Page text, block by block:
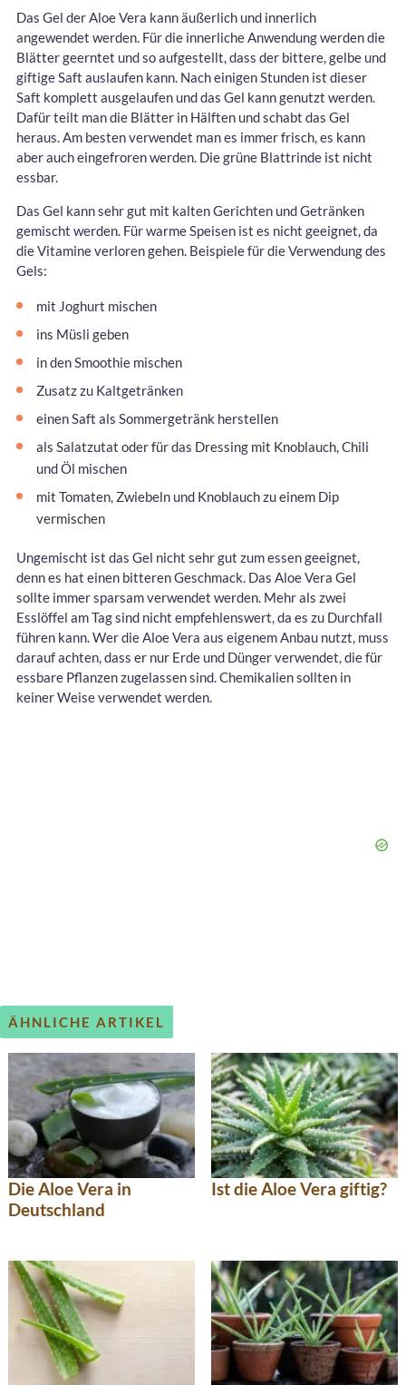
Das Gel der Aloe Vera kann äußerlich und innerlich
angewendet werden. Für die innerliche Anwendung werden die
Blätter geerntet und so aufgestellt, dass der bittere, gelbe und
giftige Saft auslaufen kann. Nach einigen Stunden ist dieser
Saft komplett ausgelaufen und das Gel kann genutzt werden.
Dafür teilt man die Blätter in Hälften und schabt das Gel
heraus. Am besten verwendet man es immer frisch, es kann
aber auch eingefroren werden. Die grüne Blattrinde ist nicht
essbar.
Das Gel kann sehr gut mit kalten Gerichten und Getränken
gemischt werden. Für warme Speisen ist es nicht geeignet, da
die Vitamine verloren gehen. Beispiele für die Verwendung des
Gels:
mit Joghurt mischen
ins Müsli geben
in den Smoothie mischen
Zusatz zu Kaltgetränken
einen Saft als Sommergetränk herstellen
als Salatzutat oder für das Dressing mit Knoblauch, Chili
und Öl mischen
mit Tomaten, Zwiebeln und Knoblauch zu einem Dip
vermischen
Ungemischt ist das Gel nicht sehr gut zum essen geeignet,
denn es hat einen bitteren Geschmack. Das Aloe Vera Gel
sollte immer sparsam verwendet werden. Mehr als zwei
Esslöffel am Tag sind nicht empfehlenswert, da es zu Durchfall
führen kann. Wer die Aloe Vera aus eigenem Anbau nutzt, muss
darauf achten, dass er nur Erde und Dünger verwendet, die für
essbare Pflanzen zugelassen sind. Chemikalien sollten in
keiner Weise verwendet werden.
ÄHNLICHE ARTIKEL
Die Aloe Vera in
Deutschland
Ist die Aloe Vera giftig?